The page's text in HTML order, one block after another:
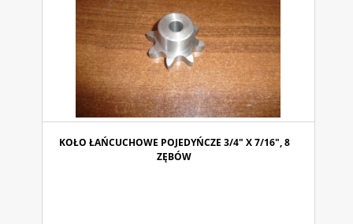
KOŁO ŁAŃCUCHOWE POJEDYŃCZE 3/4" X 7/16", 8
ZĘBÓW